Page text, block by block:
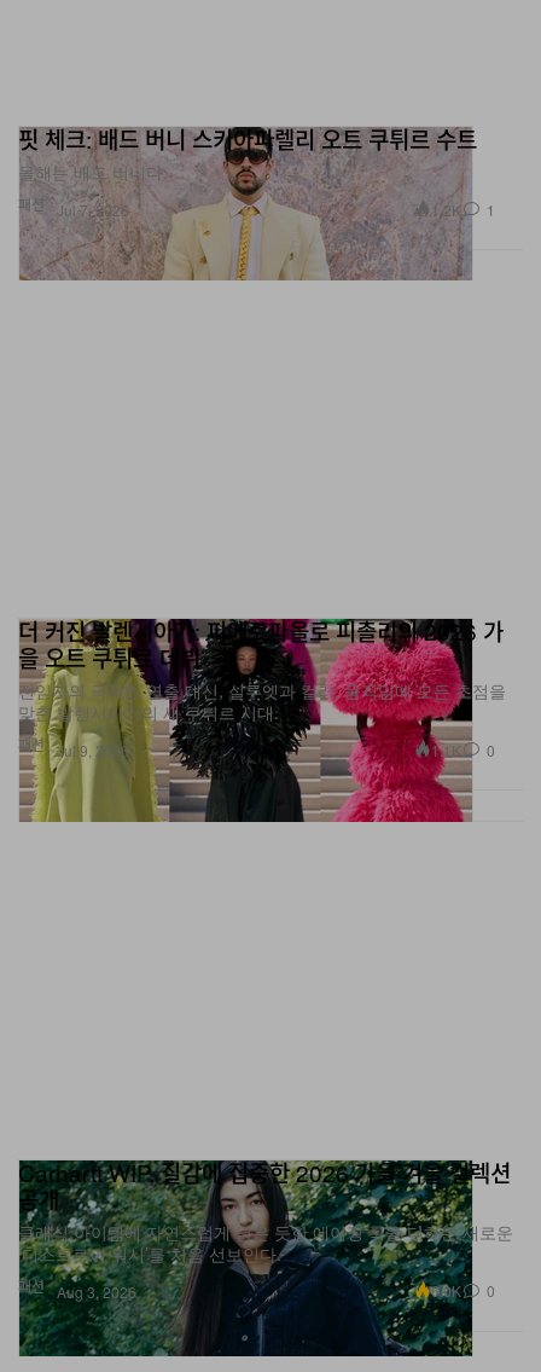
패션
올해는 배드 버니다.
Jul 7, 2026 1.2K
패션
을 오트 쿠튀르 데뷔
전임자의 극적인 연출 대신, 실루엣과 컬러, 움직임에 모든 초점을
맞춘 발렌시아가의 새 쿠튀르 시대.
Jul 9, 2026 1.1K
패션
공개
클래식 아이템에 자연스럽게 낡은 듯한 에이징 룩을 더하는 새로운
‘디스트로이 워시’를 처음 선보인다.
Aug 3, 2026 6.0K